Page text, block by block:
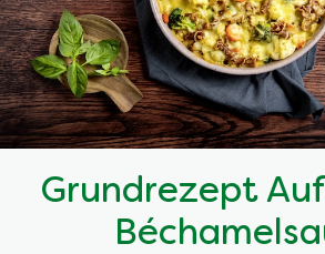
Grundrezept